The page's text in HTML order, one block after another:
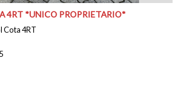
4RT *UNICO PROPRIETARIO*
Cota 4RT